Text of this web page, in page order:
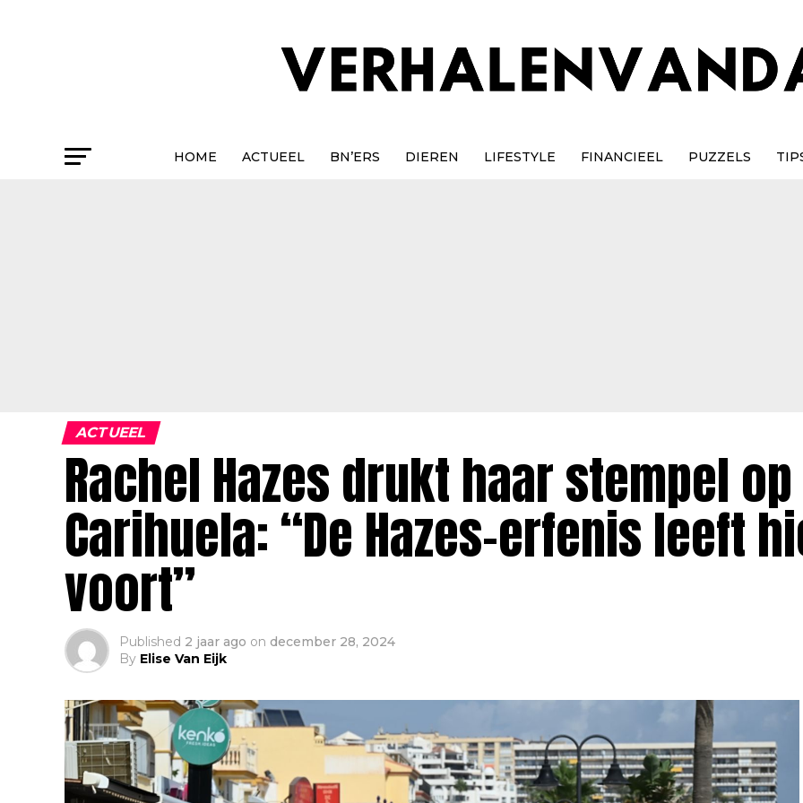
HOME ACTUEEL BN’ERS DIEREN LIFESTYLE FINANCIEEL PUZZELS
ACTUEEL
Rachel Hazes drukt haar stempel op
Carihuela: “De Hazes-erfenis leeft
voort”
Published 2 jaar ago on december 28, 2024
By Elise Van Eijk